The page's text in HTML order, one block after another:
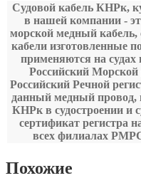
Судовой кабель КНРк,
в нашей компании -
морской медный
кабели изготовленные
применяются на судах
Российский Морской
Российский Речной
данный медный
КНРк в судостроении и
сертификат регистра
всех филиалах
Похожие